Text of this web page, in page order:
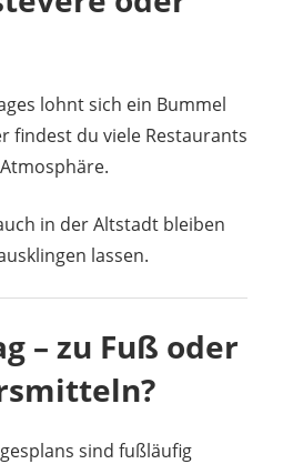
lohnt sich ein Bummel
findest du viele Restaurants
in der Altstadt bleiben
lassen.
– zu Fuß oder
sind fußläufig